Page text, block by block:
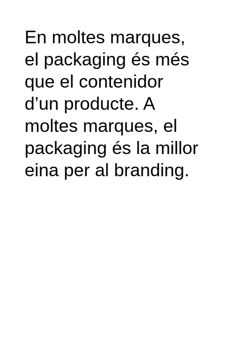
En moltes marques,
el packaging és més
que el contenidor
d’un producte. A
moltes marques, el
packaging és la millor
eina per al branding.